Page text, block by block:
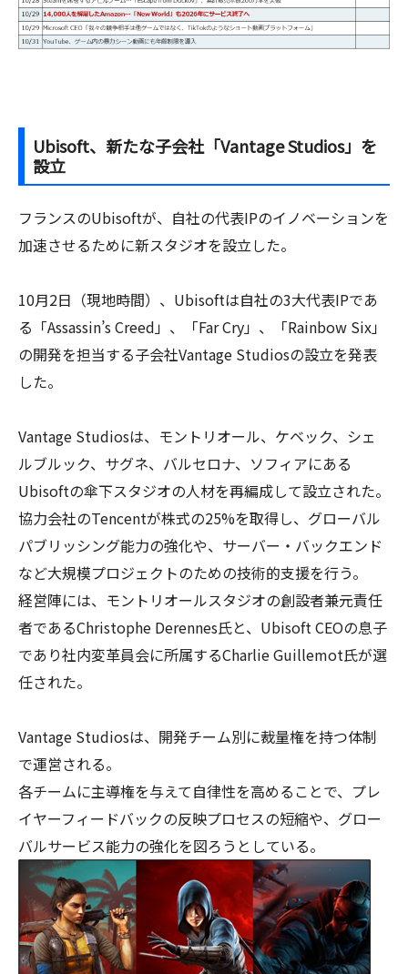
Ubisoft、新たな子会社「Vantage Studios」を
設立
フランスのUbisoftが、自社の代表IPのイノベーションを
加速させるために新スタジオを設立した。
10月2日（現地時間）、Ubisoftは自社の3大代表IPであ
る「Assassin’s Creed」、「Far Cry」、「Rainbow Six」
の開発を担当する子会社Vantage Studiosの設立を発表
した。
Vantage Studiosは、モントリオール、ケベック、シェ
ルブルック、サグネ、バルセロナ、ソフィアにある
Ubisoftの傘下スタジオの人材を再編成して設立された。
協力会社のTencentが株式の25%を取得し、グローバル
パブリッシング能力の強化や、サーバー・バックエンド
など大規模プロジェクトのための技術的支援を行う。
経営陣には、モントリオールスタジオの創設者兼元責任
者であるChristophe Derennes氏と、Ubisoft CEOの息子
であり社内変革員会に所属するCharlie Guillemot氏が選
任された。
Vantage Studiosは、開発チーム別に裁量権を持つ体制
で運営される。
各チームに主導権を与えて自律性を高めることで、プレ
イヤーフィードバックの反映プロセスの短縮や、グロー
バルサービス能力の強化を図ろうとしている。